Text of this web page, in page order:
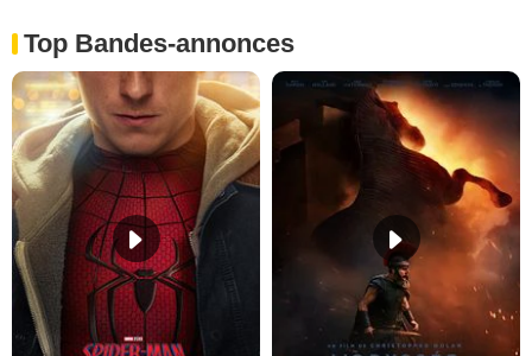
Top Bandes-annonces